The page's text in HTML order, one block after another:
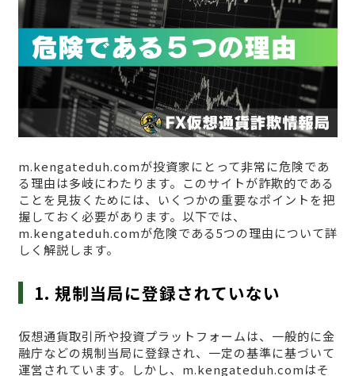
m.kengateduh.comが投資家にとって非常に危険であ
る理由は多岐にわたります。このサイトが詐欺的である
ことを見抜くためには、いくつかの重要なポイントを把
握しておく必要があります。以下では、
m.kengateduh.comが危険である5つの理由について詳
しく解説します。
1. 規制当局に登録されていない
仮想通貨取引所や投資プラットフォームは、一般的に金
融庁などの規制当局に登録され、一定の基準に基づいて
運営されています。しかし、m.kengateduh.comはそ